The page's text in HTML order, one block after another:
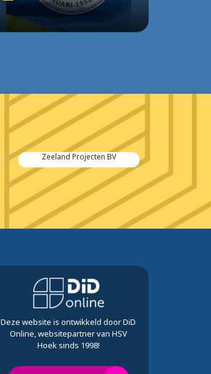
Zeeland Projecten BV
Deze website is ontwikkeld door DiD
Online, websitepartner van HSV
Hoek sinds 1998!